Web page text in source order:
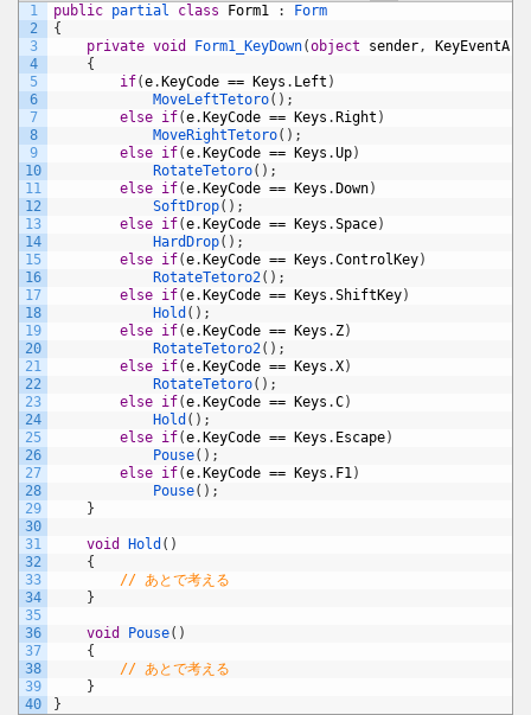
1
2
3
4
5
6
7
8
9
10
11
12
13
14
15
16
17
18
19
20
21
22
23
24
25
26
27
28
29
30
31
32
33
34
35
36
37
38
39
40
public partial class Form1 :
Form
{
private void Form1_KeyDown(object sender,
{
if(e. KeyCode == Keys . Left )
MoveLeftTetoro( ) ;
else if(e. KeyCode == Keys . Right )
MoveRightTetoro( ) ;
else if(e. KeyCode == Keys .Up)
RotateTetoro( ) ;
else if(e. KeyCode == Keys . Down)
SoftDrop( ) ;
else if(e. KeyCode == Keys .Space)
HardDrop( ) ;
else if(e. KeyCode == Keys .ControlKey)
RotateTetoro2( ) ;
else if(e. KeyCode == Keys .ShiftKey)
Hold ( ) ;
else if(e. KeyCode == Keys . Z)
RotateTetoro2( ) ;
else if(e. KeyCode == Keys .X)
RotateTetoro( ) ;
else if(e. KeyCode == Keys .C)
Hold ( ) ;
else if(e. KeyCode == Keys . Escape)
Pouse( ) ;
else if(e. KeyCode == Keys . F1)
Pouse( ) ;
}
void Hold ( )
{
// あとで考える
}
void Pouse( )
{
// あとで考える
}
}